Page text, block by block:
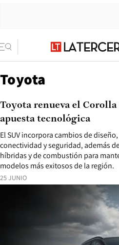
Toyota
25 JUNIO
El SUV incorpora cambios de
conectividad y seguridad, además
híbridas y de combustión para
modelos más exitosos de la región.
Toyota renueva el Corolla
apuesta tecnológica